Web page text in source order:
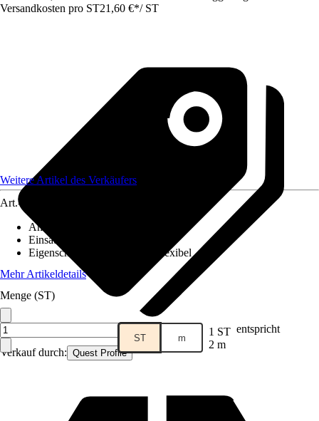
Versandkosten pro ST21,60 €*/ ST
Verkauf durch: Quest Profile
Weitere Artikel des Verkäufers
Art.-Nr.
Anzahl
Einsatzbereich
Eigenschaft
UV-beständig, Flexibel
Mehr Artikeldetails
Menge (ST)
ST m 1 ST entspricht
2 m